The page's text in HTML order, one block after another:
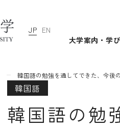
JP EN
大学案内・学
韓国語の勉強を通してできた、今後
韓国語
韓国語の勉